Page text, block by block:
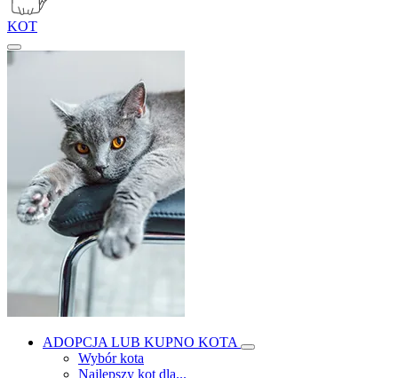
KOT
ADOPCJA LUB KUPNO KOTA
Wybór kota
Najlepszy kot dla...